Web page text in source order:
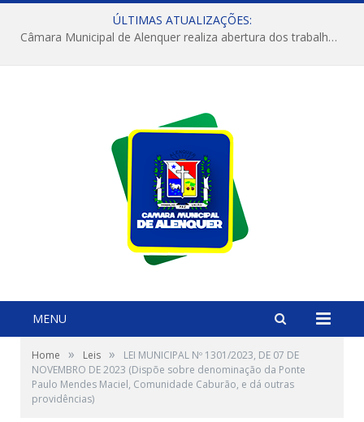
ÚLTIMAS ATUALIZAÇÕES:
Câmara Municipal de Alenquer realiza abertura dos trabalhos do 4º Período Legislativo
MENU
Home » Leis »
LEI MUNICIPAL Nº 1301/2023, DE 07 DE
NOVEMBRO DE 2023 (Dispõe sobre denominação da Ponte
Paulo Mendes Maciel, Comunidade Caburão, e dá outras
providências)